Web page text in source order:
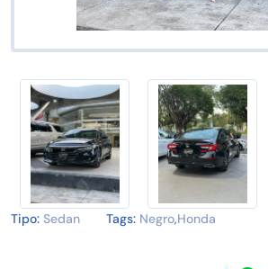
Tipo: Sedan Tags: Negro,Honda